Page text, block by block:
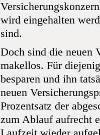
wird eingehalten
sind.
Doch sind die neuen
makellos. Für
besparen und ihn
neuen
Prozentsatz der
zum Ablauf aufrecht